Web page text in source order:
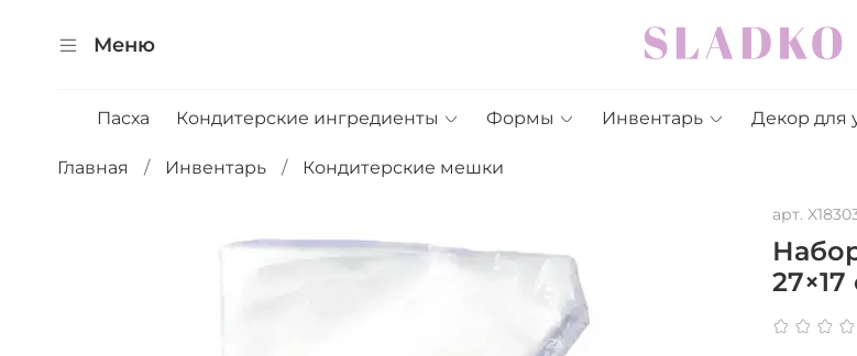
Меню
Пасха Кондитерские ингредиенты Формы Инвентарь Декор для
Главная Инвентарь Кондитерские мешки
арт.